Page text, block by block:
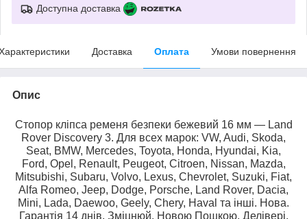
Доступна доставка
Доставка Оплата Умови повернення
Опис
Стопор кліпса ременя безпеки бежевий 16 мм — Land
Rover Discovery 3. Для всех марок: VW, Audi, Skoda,
Seat, BMW, Mercedes, Toyota, Honda, Hyundai, Kia,
Ford, Opel, Renault, Peugeot, Citroen, Nissan, Mazda,
Mitsubishi, Subaru, Volvo, Lexus, Chevrolet, Suzuki, Fiat,
Alfa Romeo, Jeep, Dodge, Porsche, Land Rover, Dacia,
Mini, Lada, Daewoo, Geely, Chery, Haval та інші. Нова.
Гарантія 14 днів. Зміцнюй, Новою Пошкою, Делівері,